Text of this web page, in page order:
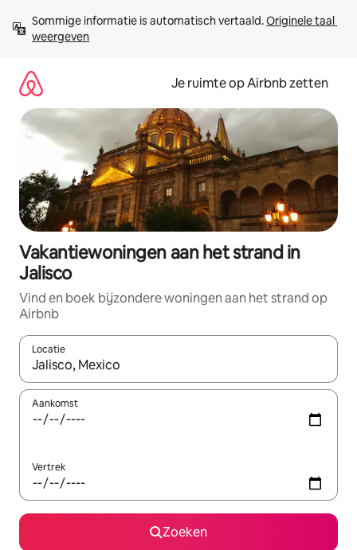
direct
naar
Sommige informatie is automatisch vertaald. Originele taal
weergeven
Je ruimte op Airbnb zetten
Vakantiewoningen aan het strand in
Jalisco
Vind en boek bijzondere woningen aan het strand op
Airbnb
Locatie
Wanneer er suggesties beschikbaar zijn, maak je een keuze
Aankomst
Vertrek
Zoeken